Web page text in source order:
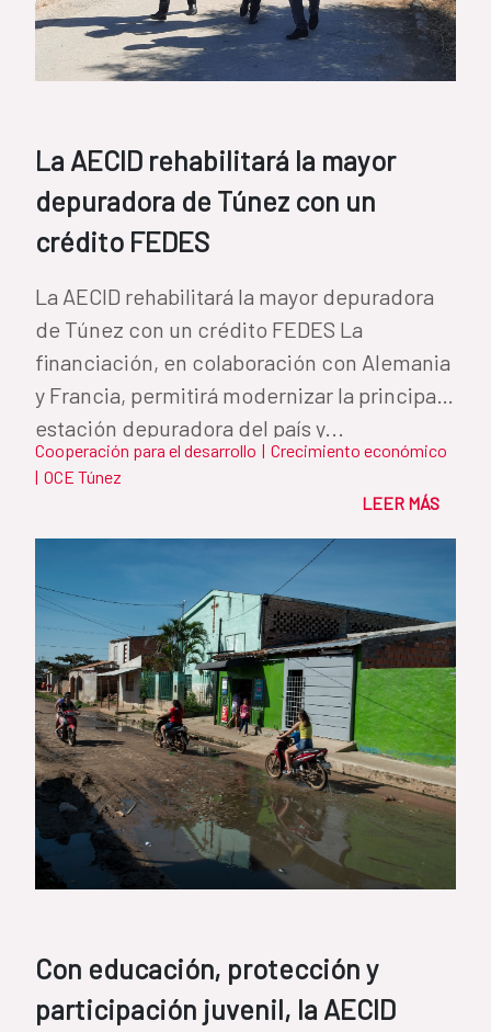
La AECID rehabilitará la mayor
depuradora de Túnez con un
crédito FEDES
La AECID rehabilitará la mayor depuradora
de Túnez con un crédito FEDES La
financiación, en colaboración con Alemania
y Francia, permitirá modernizar la principal
estación depuradora del país y...
Cooperación para el desarrollo | Crecimiento económico
| OCE Túnez
LEER MÁS
Con educación, protección y
participación juvenil, la AECID